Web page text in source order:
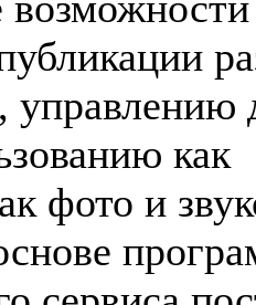
как
фото и